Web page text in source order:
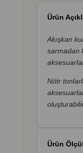
Ürün
Akışkan
sarmadan
Nötr
Ürün